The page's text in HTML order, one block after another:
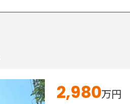
2,980万円